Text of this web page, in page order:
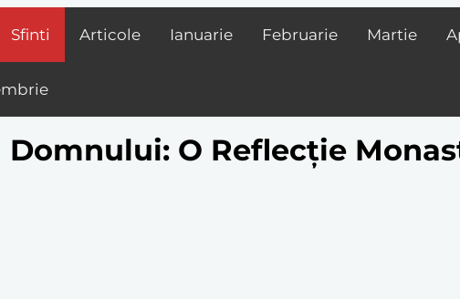
Sfinti Articole Ianuarie Februarie Martie
O Reflecție